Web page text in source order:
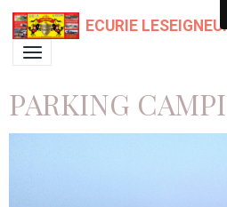
ECURIE
PARKING